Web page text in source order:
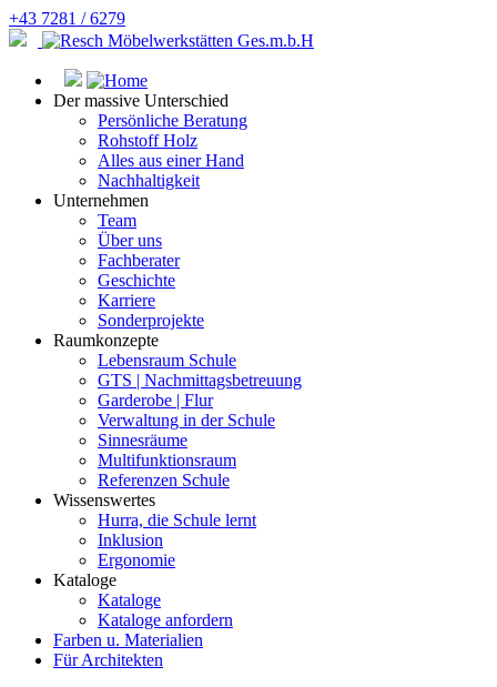
+43 7281 / 6279
Der massive Unterschied
Persönliche Beratung
Rohstoff Holz
Alles aus einer Hand
Nachhaltigkeit
Unternehmen
Team
Über uns
Fachberater
Geschichte
Karriere
Sonderprojekte
Raumkonzepte
Lebensraum Schule
GTS | Nachmittagsbetreuung
Garderobe | Flur
Verwaltung in der Schule
Sinnesräume
Multifunktionsraum
Referenzen Schule
Wissenswertes
Hurra, die Schule lernt
Inklusion
Ergonomie
Kataloge
Kataloge
Kataloge anfordern
Farben u. Materialien
Für Architekten